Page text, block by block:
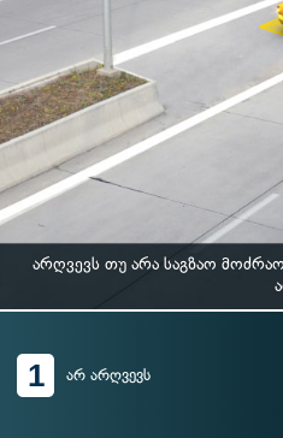
არღვევს თუ არა საგზაო
1 არ არღვევს